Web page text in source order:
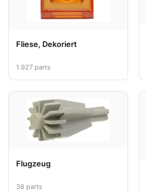
Fliese, Dekoriert
1.927 parts
Flugzeug
38 parts